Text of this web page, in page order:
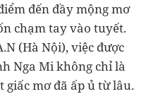
đến đầy mộng mơ
chạm tay vào tuyết.
(Hà Nội), việc được
Nga Mi không chỉ là
mơ đã ấp ủ từ lâu.